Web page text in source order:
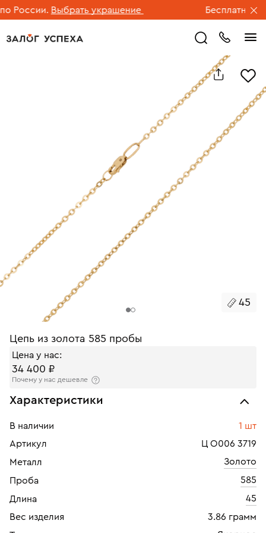
России. Выбрать украшение Бесплатная
45
Цепь из золота 585 пробы
Цена у нас:
34 400 ₽
Почему у нас дешевле
Характеристики
В наличии
1 шт
Артикул
Ц О006 3719
Металл
Золото
Проба
585
Длина
45
Вес изделия
3.86 грамм